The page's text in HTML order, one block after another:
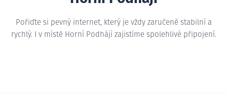
Pořiďte si pevný internet, který je vždy zaručeně stabilní a
rychlý. I v místě Horní Podhájí zajistíme spolehlivé připojení.